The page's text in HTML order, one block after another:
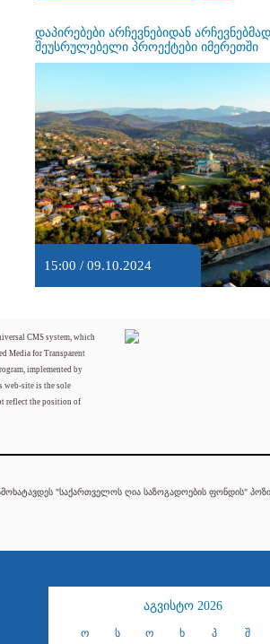
დაპირებები არჩევნებიდან
შეუსრულებელი პროექტები იმერეთში
15:00 / 09.10.2024
CMS system, which
Media for Transparent
implemented by
web-site is the sole
reflect the position of
"საქართველოს ღია საზოგადოების ფონდის"
აგვისტო 2026
ო ს ო ხ პ შ